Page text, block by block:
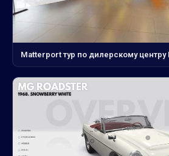
Matterport тур по дилерскому центру